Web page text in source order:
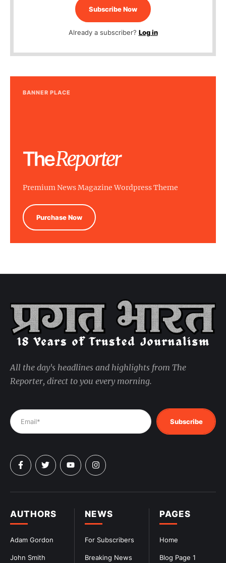
Subscribe Now
Already a subscriber? Log in
BANNER PLACE
Premium News Magazine Wordpress Theme
Purchase Now
PAGES
Home
Blog Page 1
NEWS
For Subscribers
Breaking News
AUTHORS
Adam Gordon
John Smith
All the day's headlines and highlights from The
Reporter, direct to you every morning.
Subscribe